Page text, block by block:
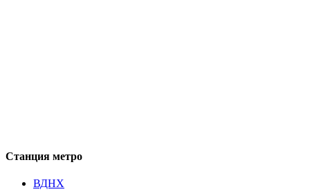
Станция метро
ВДНХ